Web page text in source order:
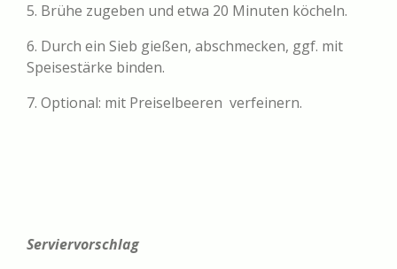
5. Brühe zugeben und etwa 20 Minuten köcheln.
6. Durch ein Sieb gießen, abschmecken, ggf. mit
Speisestärke binden.
7. Optional: mit Preiselbeeren verfeinern.
Serviervorschlag